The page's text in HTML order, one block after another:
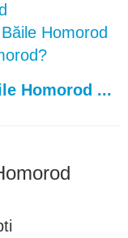
Homorod
Homorod ...